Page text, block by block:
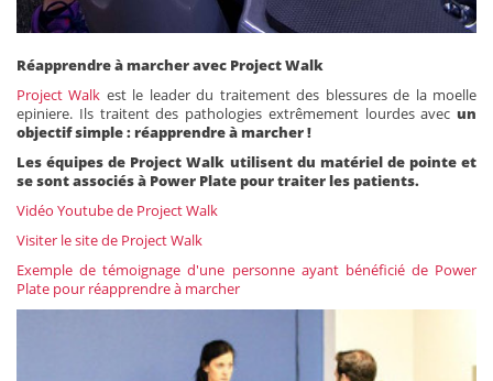
Réapprendre à marcher avec Project Walk
Project Walk est le leader du traitement des blessures de la moelle
epiniere. Ils traitent des pathologies extrêmement lourdes avec un
objectif simple : réapprendre à marcher !
Les équipes de Project Walk utilisent du matériel de pointe et
se sont associés à Power Plate pour traiter les patients.
Vidéo Youtube de Project Walk
Visiter le site de Project Walk
Exemple de témoignage d'une personne ayant bénéficié de Power
Plate pour réapprendre à marcher